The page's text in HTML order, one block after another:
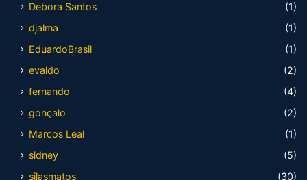
Debora Santos
(1)
djalma
(1)
EduardoBrasil
(1)
evaldo
(2)
fernando
(4)
gonçalo
(2)
Marcos Leal
(1)
sidney
(5)
silasmatos
(30)